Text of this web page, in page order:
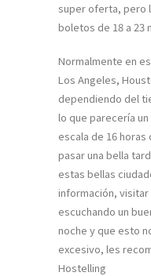
super oferta, pero
boletos de 18 a 23
Normalmente en
Los Angeles,
dependiendo del
lo que parecería
escala de 16
pasar una bella
estas bellas
información, visitar
escuchando un
noche y que esto
excesivo, les
Hostelling